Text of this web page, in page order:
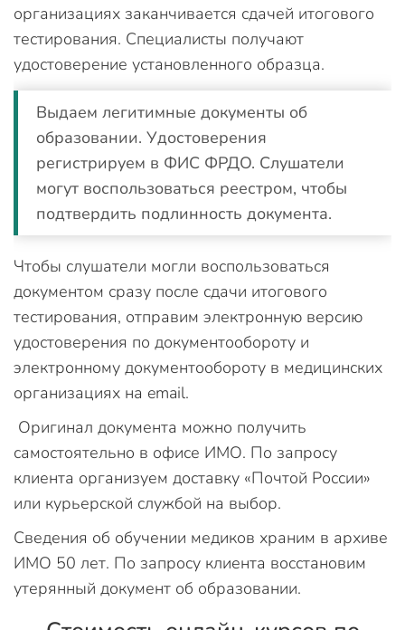
организациях заканчивается сдачей итогового
тестирования. Специалисты получают
удостоверение установленного образца.
Выдаем легитимные документы об
образовании. Удостоверения
регистрируем в ФИС ФРДО. Слушатели
могут воспользоваться реестром, чтобы
подтвердить подлинность документа.
Чтобы слушатели могли воспользоваться
документом сразу после сдачи итогового
тестирования, отправим электронную версию
удостоверения по документообороту и
электронному документообороту в медицинских
организациях на email.
Оригинал документа можно получить
самостоятельно в офисе ИМО. По запросу
клиента организуем доставку «Почтой России»
или курьерской службой на выбор.
Сведения об обучении медиков храним в архиве
ИМО 50 лет. По запросу клиента восстановим
утерянный документ об образовании.